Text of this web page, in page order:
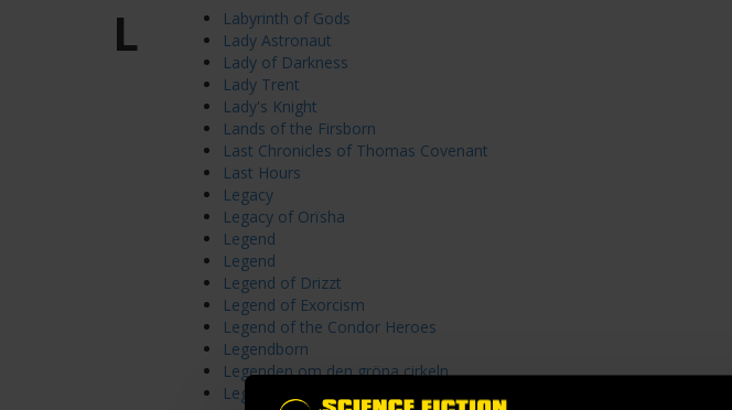
L
Labyrinth of Gods
Lady Astronaut
Lady of Darkness
Lady Trent
Lady's Knight
Lands of the Firsborn
Last Chronicles of Thomas Covenant
Last Hours
Legacy
Legacy of Orïsha
Legend
Legend
Legend of Drizzt
Legend of Exorcism
Legend of the Condor Heroes
Legendborn
Legenden om den gröna cirkeln
Legenden om Orm Junger